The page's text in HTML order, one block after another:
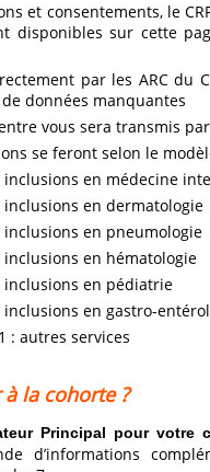
et consentements, le
disponibles sur cette
par les ARC du
données manquantes
vous sera transmis
se feront selon le
inclusions en médecine
inclusions en dermatologie
inclusions en pneumologie
inclusions en hématologie
inclusions en pédiatrie
inclusions en gastro-
: autres services
la cohorte ?
Principal pour votre
d’informations